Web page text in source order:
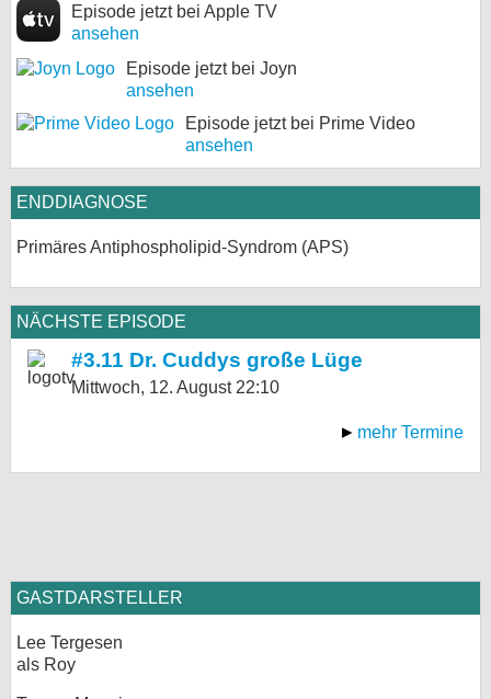
Episode jetzt bei Apple TV
ansehen
Episode jetzt bei Joyn
ansehen
Episode jetzt bei Prime Video
ansehen
ENDDIAGNOSE
Primäres Antiphospholipid-Syndrom (APS)
NÄCHSTE EPISODE
#3.11 Dr. Cuddys große Lüge
Mittwoch, 12. August 22:10
mehr Termine
GASTDARSTELLER
Lee Tergesen
als Roy